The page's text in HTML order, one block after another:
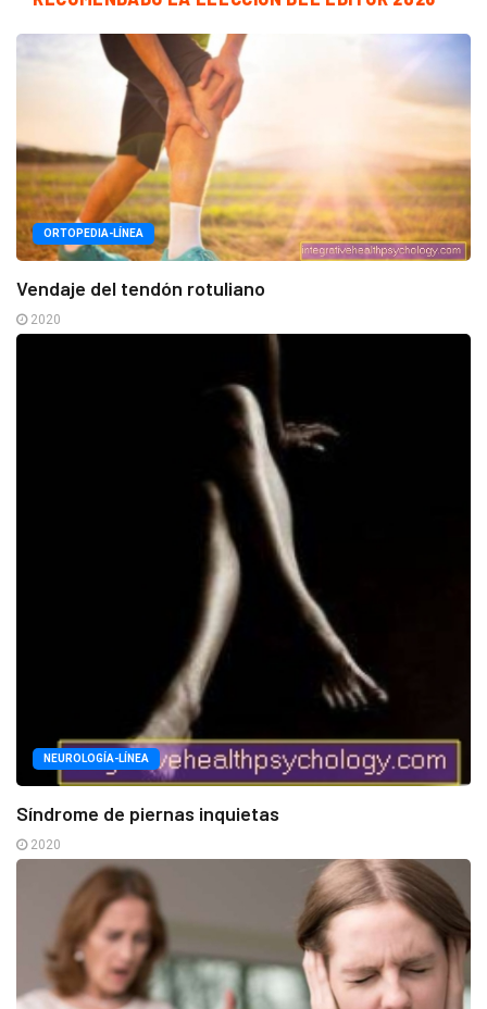
ORTOPEDIA-LÍNEA
Vendaje del tendón rotuliano
2020
NEUROLOGÍA-LÍNEA
Síndrome de piernas inquietas
2020